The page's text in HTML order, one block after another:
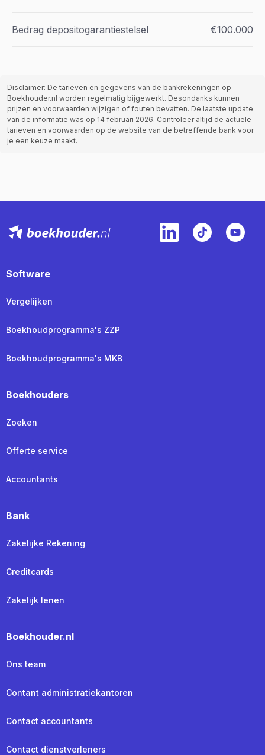
Bedrag depositogarantiestelsel €100.000
Disclaimer: De tarieven en gegevens van de bankrekeningen op
Boekhouder.nl worden regelmatig bijgewerkt. Desondanks kunnen
prijzen en voorwaarden wijzigen of fouten bevatten. De laatste update
van de informatie was op 14 februari 2026. Controleer altijd de actuele
tarieven en voorwaarden op de website van de betreffende bank voor
je een keuze maakt.
Software
Vergelijken
Boekhoudprogramma's ZZP
Boekhoudprogramma's MKB
Boekhouders
Zoeken
Offerte service
Accountants
Bank
Zakelijke Rekening
Creditcards
Zakelijk lenen
Boekhouder.nl
Ons team
Contant administratiekantoren
Contact accountants
Contact dienstverleners